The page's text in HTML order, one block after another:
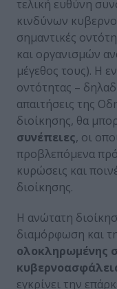
τελική ευθύνη
κινδύνων
σημαντικές
και οργανισμών
μέγεθος τους). Η
οντότητας –
απαιτήσεις της
διοίκησης, θα
συνέπειες, οι
προβλεπόμενα
κυρώσεις και
διοίκησης.
Η ανώτατη
διαμόρφωση και
ολοκληρωμένης
εγκρίνει την